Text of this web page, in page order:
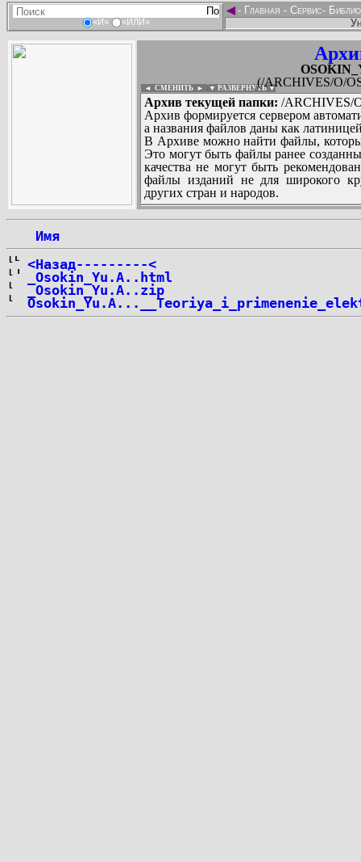
«И» «ИЛИ»
◄- Главная - Сервис-
(/ARCHIVES/O/
◄ СМЕНИТЬ ► ▼ РАЗВЕРНУТЬ ▼
Архив текущей папки: /ARCHIVES/
Архив формируется сервером
а названия файлов даны как
В Архиве можно найти файлы,
Это могут быть файлы ранее
качества не могут быть
файлы изданий не для широкого
других стран и народов.
Имя
<Назад---------<
_Osokin_Yu.A..html
_Osokin_Yu.A..zip